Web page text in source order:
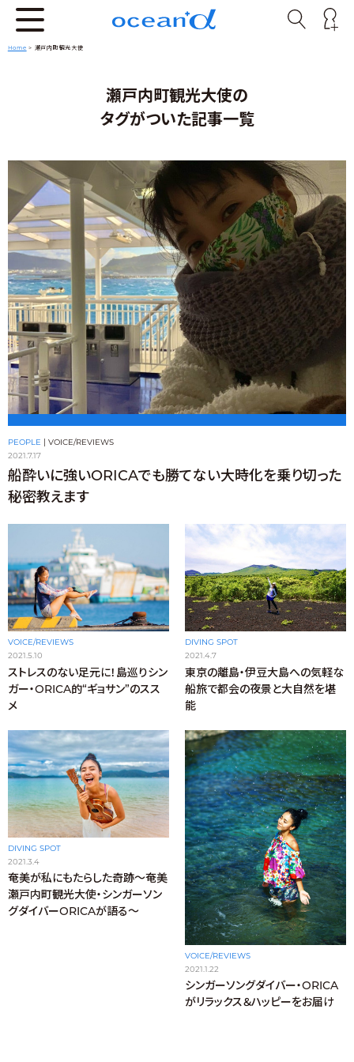
Home > 瀬戸内町観光大使
瀬戸内町観光大使の
タグがついた記事一覧
PEOPLE | VOICE/REVIEWS
2021.7.17
船酔いに強いORICAでも勝てない大時化を乗り切った
秘密教えます
VOICE/REVIEWS
2021.5.10
ストレスのない足元に！島巡りシン
ガー・ORICA的“ギョサン”のスス
メ
DIVING SPOT
2021.4.7
東京の離島・伊豆大島への気軽な
船旅で都会の夜景と大自然を堪
能
DIVING SPOT
2021.3.4
奄美が私にもたらした奇跡〜奄美
瀬戸内町観光大使・シンガーソン
グダイバーORICAが語る〜
VOICE/REVIEWS
2021.1.22
シンガーソングダイバー・ORICA
がリラックス＆ハッピーをお届け